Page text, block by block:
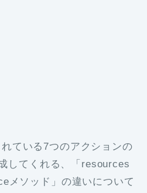
ている7つのアクションの
してくれる、「resources
メソッド」の違いについて